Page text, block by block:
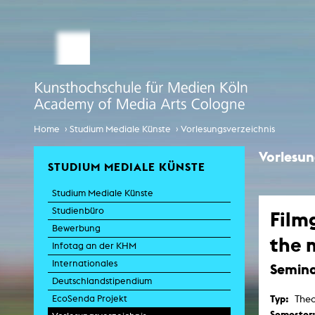
Home › Studium Mediale Künste › Vorlesungsverzeichnis
the
Typ:
STUDIUM MEDIALE KÜNSTE
Studium Mediale Künste
Studienbüro
Bewerbung
Infotag an der KHM
Internationales
Deutschlandstipendium
EcoSenda Projekt
Studienbüro
Bewerbung
Infotag an der KHM
Internationales
EcoSenda
Internationales
Vorlesungsverzeichnis